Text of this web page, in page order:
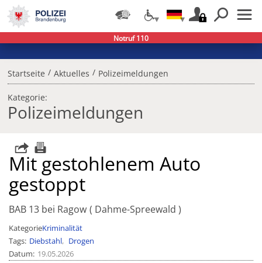
Startseite / Aktuelles / Polizeimeldungen
Kategorie:
Polizeimeldungen
Mit gestohlenem Auto
gestoppt
BAB 13 bei Ragow Dahme-Spreewald
KategorieKriminalität
Tags Diebstahl
Drogen
Datum 19.05.2026
Notruf 110